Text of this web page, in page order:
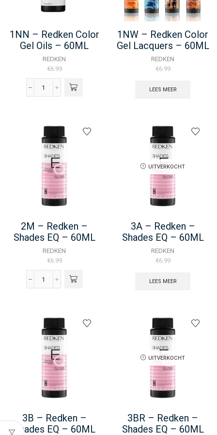
aantal
1NN – Redken Color
Gel Oils – 60ML
REDKEN
€6.99
1NN
Gel
Oils
-
60ML
aantal
1NW – Redken Color
Gel Lacquers – 60ML
REDKEN
€6.99
LEES MEER
2M – Redken –
Shades EQ – 60ML
REDKEN
€6.99
2M
Shades
EQ
-
60ML
aantal
UITVERKOCHT
3A – Redken –
Shades EQ – 60ML
REDKEN
€6.99
LEES MEER
3B – Redken –
Shades EQ – 60ML
UITVERKOCHT
3BR – Redken –
Shades EQ – 60ML